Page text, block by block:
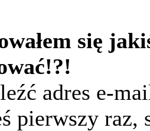
się
adres e-
pierwszy